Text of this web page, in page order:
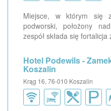
Miejsce, w którym się
podworski, położony
zespół składa się
Hotel Podewils -
Koszalin
Krąg 16, 76-010 Koszalin